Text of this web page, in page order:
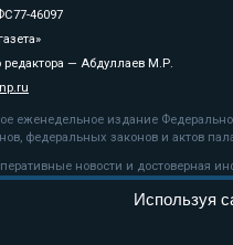
46097
— Абдуллаев М.Р.
еженедельное издание
федеральных законов и актов
новости и достоверная
на pnp.ru обязательна.
рекомендательные технологии
Используя